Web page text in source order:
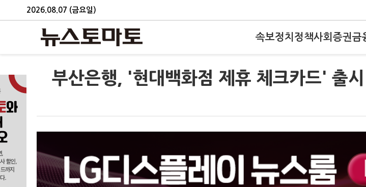
2026.08.07 (금요일)
속보정치 정책사회 증권금
부산은행, '현대백화점 제휴 체크카드' 출시